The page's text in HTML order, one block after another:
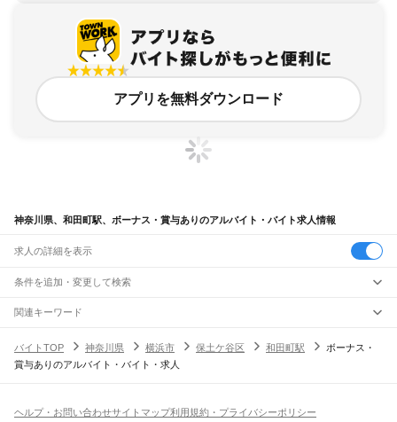
アプリを無料ダウンロード
神奈川県、和田町駅、ボーナス・賞与ありのアルバイト・バイト求人情報
求人の詳細を表示
条件を追加・変更して検索
市区町村を追加・変更
神奈川県
すべて
横浜市すべて
川崎市すべて
駅を追加・変更
職種を追加・変更
飲食・フードサービスすべて
関連キーワード
バイトTOP
神奈川県 横浜市 保土ケ谷区 和田町駅
ボーナス・
賞与ありのアルバイト・バイト・求人
ヘルプ・お問い合わせサイトマップ利用規約・プライバシーポリシー